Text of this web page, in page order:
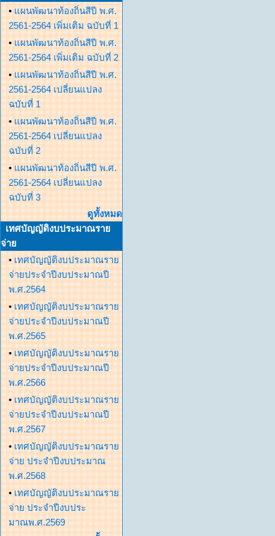
• แผนพัฒนาท้องถิ่นสีปี พ.ศ.
2561-2564 เพิ่มเติม ฉบับที่ 1
• แผนพัฒนาท้องถิ่นสีปี พ.ศ.
2561-2564 เพิ่มเติม ฉบับที่ 2
• แผนพัฒนาท้องถิ่นสีปี พ.ศ.
2561-2564 เปลี่ยนแปลง
ฉบับที่ 1
• แผนพัฒนาท้องถิ่นสีปี พ.ศ.
2561-2564 เปลี่ยนแปลง
ฉบับที่ 2
• แผนพัฒนาท้องถิ่นสีปี พ.ศ.
2561-2564 เปลี่ยนแปลง
ฉบับที่ 3
ดูทั้งหมด
เทศบัญญัติงบประมาณราย
จ่าย
• เทศบัญญัติงบประมาณราย
จ่ายประจำปีงบประมาณปี
พ.ศ.2564
• เทศบัญญัติงบประมาณราย
จ่ายประจำปีงบประมาณปี
พ.ศ.2565
• เทศบัญญัติงบประมาณราย
จ่ายประจำปีงบประมาณปี
พ.ศ.2566
• เทศบัญญัติงบประมาณราย
จ่ายประจำปีงบประมาณปี
พ.ศ.2567
• เทศบัญญัติงบประมาณราย
จ่าย ประจำปีงบประมาณ
พ.ศ.2568
• เทศบัญญัติงบประมาณราย
จ่าย ประจำปีงบประ
มาณพ.ศ.2569